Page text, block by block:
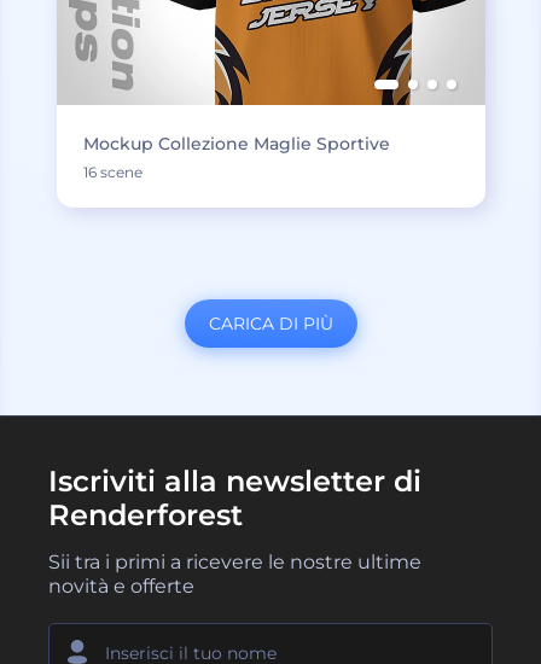
Mockup Collezione Maglie Sportive
16 scene
CARICA DI PIÙ
Iscriviti alla newsletter di
Renderforest
Sii tra i primi a ricevere le nostre ultime
novità e offerte